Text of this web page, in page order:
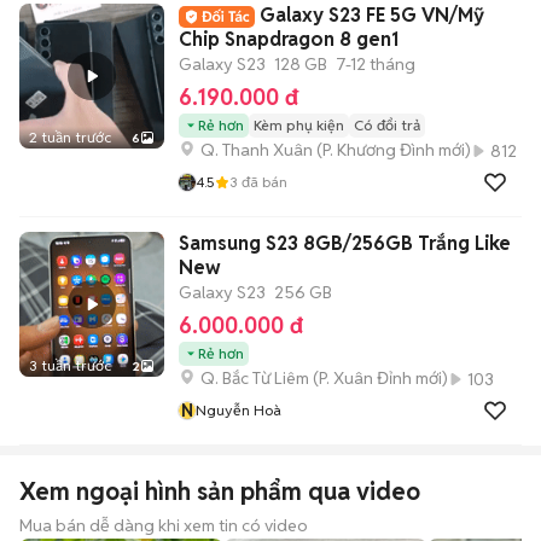
2 tuần trước 6
Galaxy S23 FE 5G VN/Mỹ
Chip Snapdragon 8 gen1
Galaxy S23 128 GB 7-12 tháng
6.190.000 đ
Rẻ hơn Kèm phụ kiện Có đổi trả
Q. Thanh Xuân (P. Khương Đình mới) 812
4.5 3 đã bán
3 tuần trước 2
Samsung S23 8GB/256GB Trắng Like
New
Galaxy S23 256 GB
6.000.000 đ
Rẻ hơn
Q. Bắc Từ Liêm (P. Xuân Đỉnh mới)
103
NNguyễn Hoà
Xem ngoại hình sản phẩm qua video
Mua bán dễ dàng khi xem tin có video